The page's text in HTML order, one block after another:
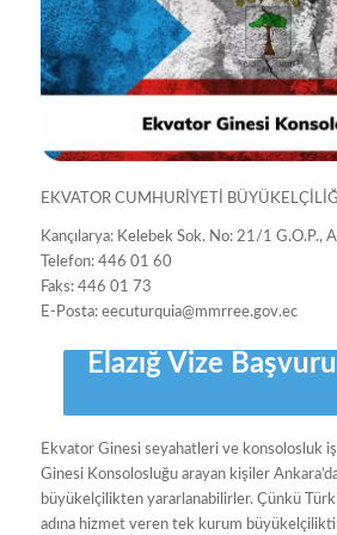
EKVATOR CUMHURİYETİ BÜYÜKELÇİLİĞİ
Kançılarya: Kelebek Sok. No: 21/1 G.O.P.,
Telefon: 446 01 60
Faks: 446 01 73
E-Posta: eecuturquia@mmrree.gov.ec
Elazığ Vize
Ekvator Ginesi seyahatleri ve konsolosluk
Ginesi Konsolosluğu arayan kişiler
büyükelçilikten yararlanabilirler. Çünkü
adına hizmet veren tek kurum